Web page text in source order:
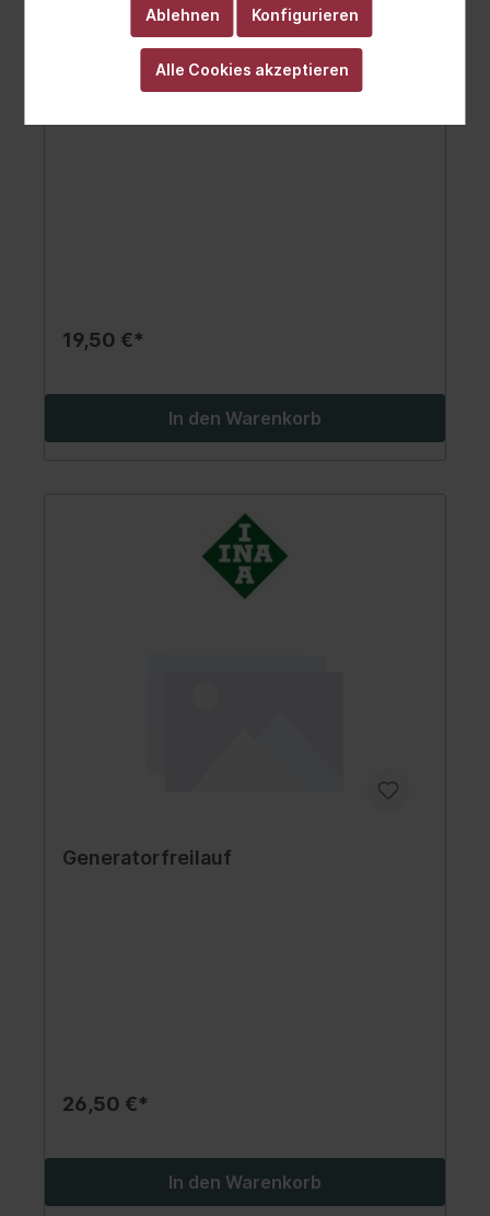
Generatorfreilauf
19,50 €*
In den Warenkorb
Generatorfreilauf
26,50 €*
In den Warenkorb
Ablehnen Konfigurieren
Alle Cookies akzeptieren